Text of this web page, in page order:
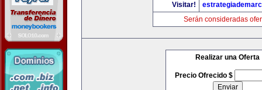
Visitar!
Serán consideradas
Realizar una Oferta
Precio Ofrecido $